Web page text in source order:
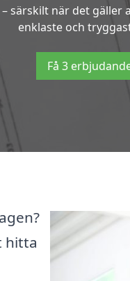
särskilt när det
enklaste och
Få 3
hitta